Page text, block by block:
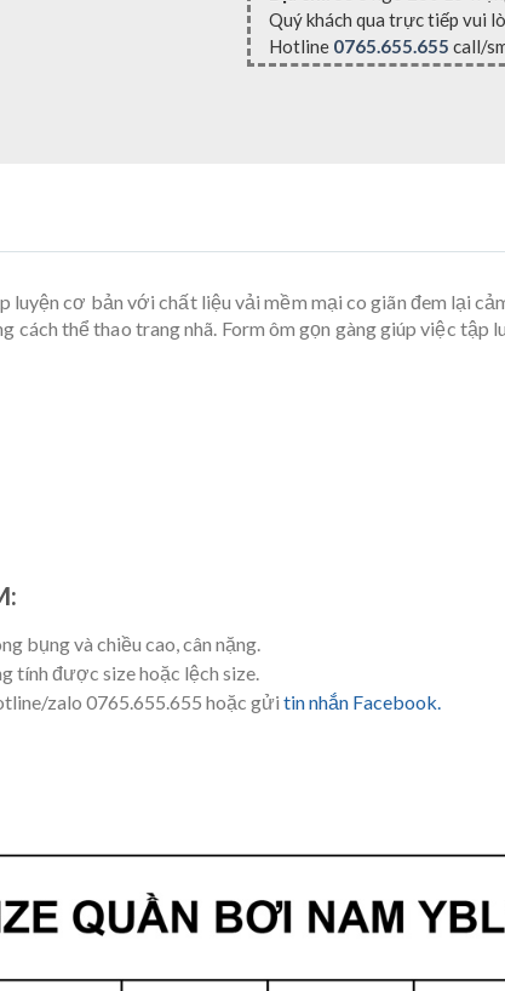
Quý khách qua trực tiếp vui
Hotline 0765.655.655 call/
luyện cơ bản với chất liệu vải mềm mại co giãn đem lại
cách thể thao trang nhã. Form ôm gọn gàng giúp việc tập
bụng và chiều cao, cân nặng.
tính được size hoặc lệch size.
zalo 0765.655.655 hoặc gửi tin nhắn Facebook.